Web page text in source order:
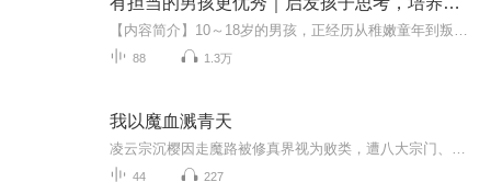
88 1.3万
我以魔血溅青天
44 227